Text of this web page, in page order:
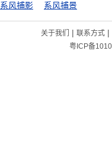
系风捕影 系风捕景
关于我们 | 联系方式|
粤ICP备